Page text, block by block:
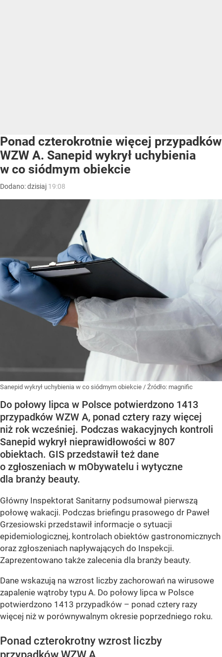
Ponad czterokrotnie więcej przypadków
WZW A. Sanepid wykrył uchybienia
w co siódmym obiekcie
Dodano:dzisiaj 19:08
Sanepid wykrył uchybienia w co siódmym obiekcie / Źródło: magnific
Do połowy lipca w Polsce potwierdzono 1413
przypadków WZW A, ponad cztery razy więcej
niż rok wcześniej. Podczas wakacyjnych kontroli
Sanepid wykrył nieprawidłowości w 807
obiektach. GIS przedstawił też dane
o zgłoszeniach w mObywatelu i wytyczne
dla branży beauty.
Główny Inspektorat Sanitarny podsumował pierwszą
połowę wakacji. Podczas briefingu prasowego dr Paweł
Grzesiowski przedstawił informacje o sytuacji
epidemiologicznej, kontrolach obiektów gastronomicznych
oraz zgłoszeniach napływających do Inspekcji.
Zaprezentowano także zalecenia dla branży beauty.
Dane wskazują na wzrost liczby zachorowań na wirusowe
zapalenie wątroby typu A. Do połowy lipca w Polsce
potwierdzono 1413 przypadków – ponad cztery razy
więcej niż w porównywalnym okresie poprzedniego roku.
Ponad czterokrotny wzrost liczby